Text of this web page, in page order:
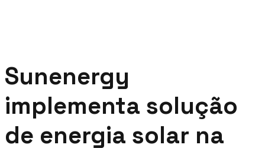
Sunenergy
implementa solução
de energia solar na